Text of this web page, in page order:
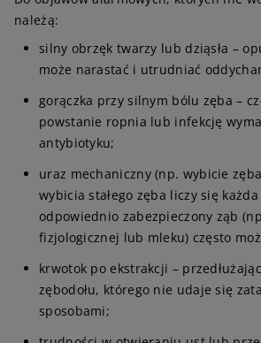
należą:
silny obrzęk twarzy lub dziąsła –
może narastać i utrudniać
gorączka przy silnym bólu zęba –
powstanie ropnia lub infekcję
antybiotyku;
uraz mechaniczny (np. wybicie
wybicia stałego zęba liczy się
odpowiednio zabezpieczony ząb
fizjologicznej lub mleku) często
krwotok po ekstrakcji –
zębodołu, którego nie udaje się
sposobami;